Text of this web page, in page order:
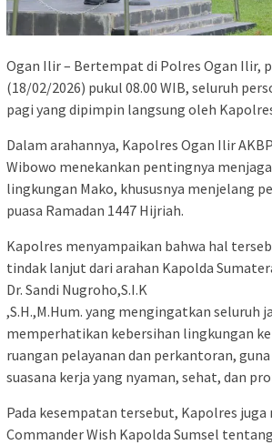
Ogan Ilir – Bertempat di Polres Ogan Ilir,
(18/02/2026) pukul 08.00 WIB, seluruh
pagi yang dipimpin langsung oleh
Dalam arahannya, Kapolres Ogan Ilir
Wibowo menekankan pentingnya
lingkungan Mako, khususnya menjelang
puasa Ramadan 1447 Hijriah.
Kapolres menyampaikan bahwa hal
tindak lanjut dari arahan Kapolda
Dr. Sandi Nugroho,S.I.K
,S.H.,M.Hum. yang mengingatkan seluruh
memperhatikan kebersihan lingkungan
ruangan pelayanan dan perkantoran,
suasana kerja yang nyaman, sehat, dan
Pada kesempatan tersebut, Kapolres juga
Commander Wish Kapolda Sumsel